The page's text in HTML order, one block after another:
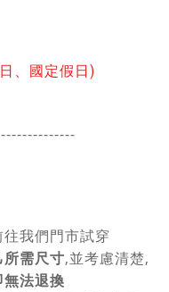
、國定假日)
------
我們門市試穿
需尺寸,並考慮清楚,
法退換